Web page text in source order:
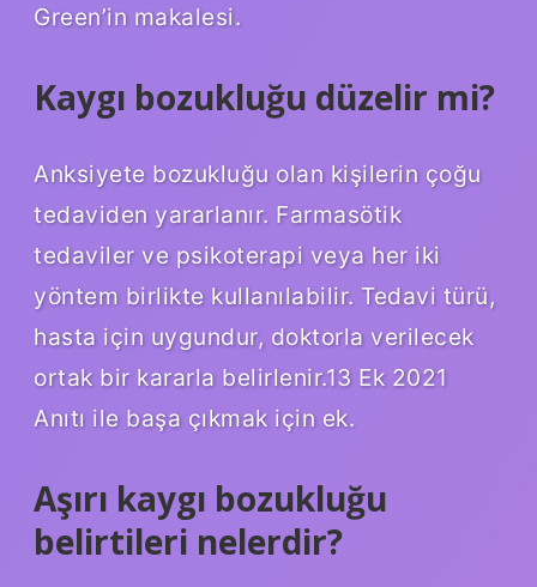
Green’in makalesi.
Kaygı bozukluğu düzelir mi?
Anksiyete bozukluğu olan kişilerin çoğu
tedaviden yararlanır. Farmasötik
tedaviler ve psikoterapi veya her iki
yöntem birlikte kullanılabilir. Tedavi türü,
hasta için uygundur, doktorla verilecek
ortak bir kararla belirlenir.13 Ek 2021
Anıtı ile başa çıkmak için ek.
Aşırı kaygı bozukluğu
belirtileri nelerdir?